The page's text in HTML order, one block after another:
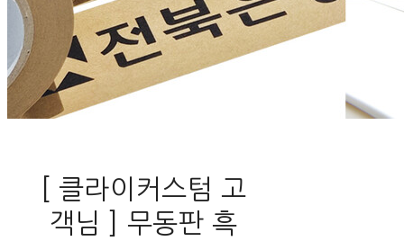
[ 클라이커스텀 고
객님 ] 무동판 흑